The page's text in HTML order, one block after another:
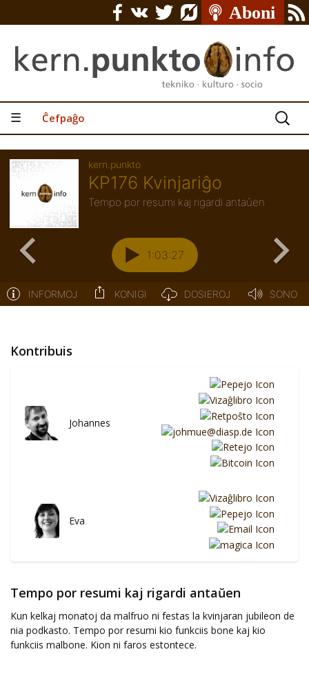
☰ Ĉefpaĝo
Serĉu:
Kontribuis
Johannes
Eva
Tempo por resumi kaj rigardi antaŭen
Kun kelkaj monatoj da malfruo ni festas la kvinjaran jubileon de
nia podkasto. Tempo por resumi kio funkciis bone kaj kio
funkciis malbone. Kion ni faros estontece.